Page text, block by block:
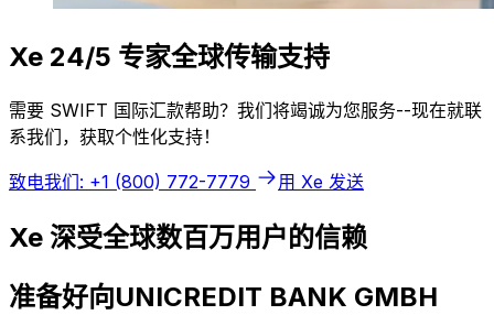
Xe 24/5 专家全球传输支持
需要 SWIFT 国际汇款帮助？我们将竭诚为您服务--现在就联
系我们，获取个性化支持！
致电我们: +1 (800) 772-7779 用 Xe 发送
Xe 深受全球数百万用户的信赖
准备好向UNICREDIT BANK GMBH